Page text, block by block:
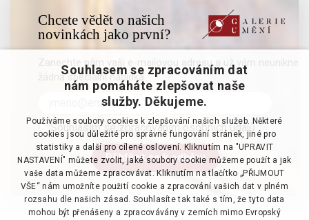
Chcete vědět o našich
novinkách jako první?
Zanechte nám vaši e-mailovou adresu a už vám neunikne
žádná speciální nabídka
Souhlasím se zpracováním osobních údajů
Souhlasem se zpracováním dat
nám pomáháte zlepšovat naše
služby. Děkujeme.
Používáme soubory cookies k zlepšování našich služeb. Některé
cookies jsou důležité pro správné fungování stránek, jiné pro
statistiky a další pro cílené oslovení. Kliknutím na "UPRAVIT
NASTAVENÍ" můžete zvolit, jaké soubory cookie můžeme použít a jak
vaše data můžeme zpracovávat. Kliknutím na tlačítko „PŘIJMOUT
VŠE“ nám umožníte použití cookie a zpracování vašich dat v plném
rozsahu dle našich zásad. Souhlasíte tak také s tím, že tyto data
mohou být přenášeny a zpracovávány v zemích mimo Evropský